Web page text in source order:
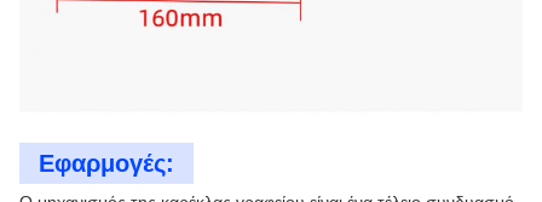
Εφαρμογές: